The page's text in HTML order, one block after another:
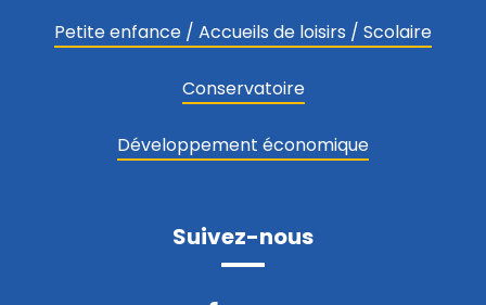
Petite enfance / Accueils de loisirs / Scolaire
Conservatoire
Développement économique
Suivez-nous